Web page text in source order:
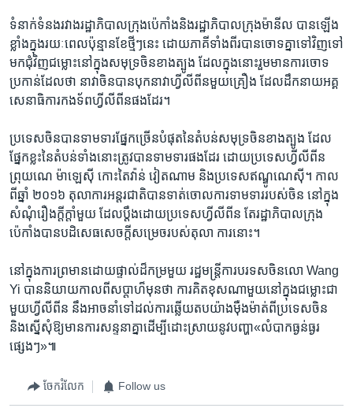
ទំនាក់​ទំនង​រវាង​រដ្ឋាភិបាល​ក្រុង​ប៉េកាំង​និង​រដ្ឋាភិបាល​ក្រុង​ម៉ានីល​ បាន​ឡើង
ខ្លាំង​ក្នុង​រយៈពេល​ប៉ុន្មាន​ខែថ្មីៗ​នេះ​ ដោយ​ភាគី​ទាំង​ពីរបាន​ចោទ​គ្នា​ទៅ​វិញ​ទៅ​
មកជុំវិញ​ជម្លោះ​នៅ​ក្នុង​សមុទ្រ​ចិន​ខាង​ត្បូង ដែល​ក្នុង​នោះ​រួម​មានការ​ចោទ
ប្រកាន់​ដែល​ថា​ ​នាវា​ចិន​បាន​បុក​នាវា​ហ្វីលីពីន​មួយ​គ្រឿង ​ដែល​ដឹកនាយ​អគ្គ
សេនា​ធិការ​កងទ័ព​ហ្វីលីពីន​ផង​ដែរ។
ប្រទេស​ចិន​បានទាមទារ​ផ្នែកច្រើន​បំផុត​នៃ​តំបន់​សមុទ្រចិន​ខាង​ត្បូង ដែល​
ផ្នែកខ្លះ​នៃ​តំបន់​ទាំង​នោះ​ត្រូវ​បាន​ទាមទារ​ផង​ដែរ​ ដោយ​ប្រទេស​ហ្វីលីពីន​
ព្រុយណេ​ ម៉ាឡេស៊ី​ កោះ​តៃវ៉ាន់​ ​វៀតណាម​ និង​ប្រទេស​ឥណ្ឌូណេស៊ី។​ កាល​
ពី​ឆ្នាំ ​២០១៦​ តុលា​ការ​អន្តរជាតិបាន​ទាត់​ចោល​ការ​ទាមទារ​របស់​ចិន​ នៅ​ក្នុង​
សំណុំ​រឿង​ក្តីក្តាំ​មួយ​ ដែល​ប្តឹង​ដោយ​ប្រទេស​ហ្វីលីពីន តែ​រដ្ឋាភិបាល​ក្រុង​
ប៉េកាំង​បានបដិសេធ​សេចក្តី​សម្រេច​របស់តុលា ការ​នោះ។
នៅ​ក្នុងការ​ព្រមាន​ដោយ​ផ្ទាល់​ដ៏​កម្រ​មួយ រដ្ឋមន្ត្រី​ការបរទស​ចិន​លោ​ Wang
Yi​ ​បាន​និយាយ​កាល​ពី​សប្តាហ៏​មុន​ថា​ ការ​គិត​ខុស​ណា​មួយ​នៅ​ក្នុង​ជម្លោះជា​
មួយ​ហ្វីលីពីន​ នឹង​អាច​នាំ​ទៅ​ដល់​ការ​ឆ្លើយ​តបយ៉ាងម៉ឺងម៉ាត់ពី​ប្រទេសចិន​
និងស្នើ​សុំ​ឱ្យ​មាន​ការ​សន្ទនា​គ្នា​ដើម្បីដោះស្រាយ​នូវបញ្ហា«​លំបាក​ធ្ងន់ធ្ងរ​
ផ្សេងៗ»៕
ចែករំលែក Follow us